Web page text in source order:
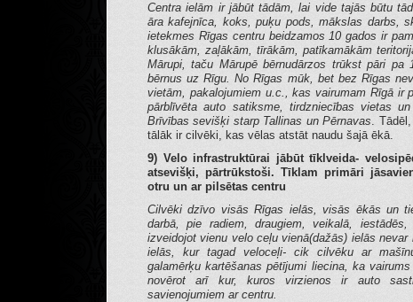
Centra ielām ir jābūt tādām, lai vide tajās būtu
āra kafejnīca, koks, puķu pods, mākslas darbs,
ietekmes Rīgas centru beidzamos 10 gados ir
klusākām, zaļākām, tīrākām, patīkamākām
Mārupi, taču Mārupē bērnudārzos trūkst pāri pa
bērnus uz Rīgu. No Rīgas mūk, bet bez Rīgas
vietām, pakalojumiem u.c., kas vairumam Rīgā ir
pārblīvēta auto satiksme, tirdzniecības vietas
Brīvības sevišķi starp Tallinas un Pērnavas.
tālāk ir cilvēki, kas vēlas atstāt naudu šajā ēkā.
9) Velo infrastruktūrai jābūt tīklveida-
atsevišķi, pārtrūkstoši. Tīklam primāri
otru un ar pilsētas centru
Cilvēki dzīvo visās Rīgas ielās, visās ēkās un
darbā, pie radiem, draugiem, veikalā,
izveidojot vienu velo ceļu vienā(dažās) ielās
ielās, kur tagad veloceļi- cik cilvēku ar
galamērķu kartēšanas pētījumi liecina, ka
novērot arī kur, kuros virzienos ir auto
savienojumiem ar centru.